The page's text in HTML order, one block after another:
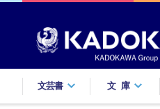
文芸書 文庫